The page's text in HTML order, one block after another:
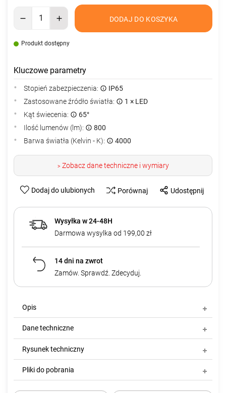
DODAJ DO KOSZYKA
Produkt dostępny
Kluczowe parametry
Stopień zabezpieczenia:
IP65
Zastosowane źródło światła:
1 × LED
Kąt świecenia:
65°
Ilość lumenów (lm):
800
Barwa światła (Kelvin - K):
4000
>Zobacz dane techniczne i wymiary
Dodaj do ulubionych Porównaj Udostępnij
Wysyłka w 24-48H
Darmowa wysylka od 199,00 zł
14 dni na zwrot
Zamów. Sprawdź. Zdecyduj.
Opis
Dane techniczne
Rysunek techniczny
Pliki do pobrania